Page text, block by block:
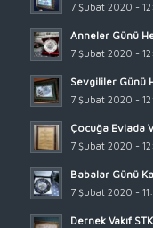
7 Şubat 2020 -
Anneler Günü
7 Şubat 2020 -
Sevgililer Günü
7 Şubat 2020 -
Çocuğa Evlada
7 Şubat 2020 -
Babalar Günü
7 Şubat 2020 -
Dernek Vakıf